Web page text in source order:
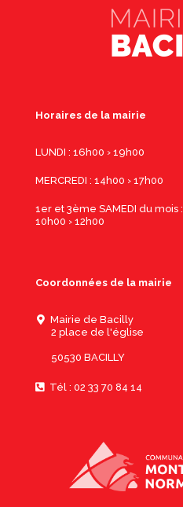
Horaires de la mairie
LUNDI : 16h00 › 19h00
MERCREDI : 14h00 › 17h00
1er et 3ème SAMEDI du mois :
10h00 › 12h00
Coordonnées de la mairie
Mairie de Bacilly
2 place de l'église
50530 BACILLY
Tél : 02 33 70 84 14